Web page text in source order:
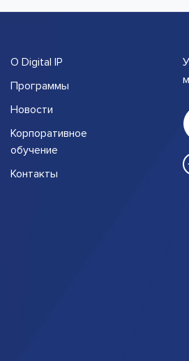
О Digital IP
Программы
Новости
Корпоративное
обучение
Контакты